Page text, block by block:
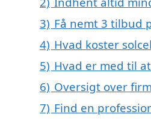
3) Få nemt 3 tilbud
4) Hvad koster
5) Hvad er med til
6) Oversigt over
7) Find en